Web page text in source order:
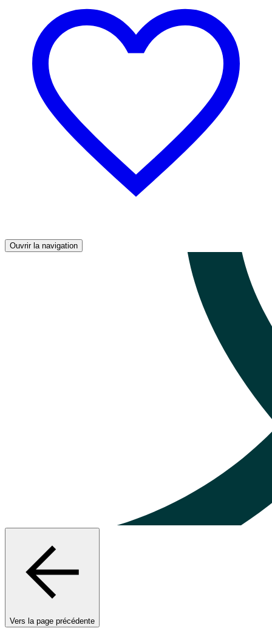
Ouvrir la navigation
Vers la page précédente